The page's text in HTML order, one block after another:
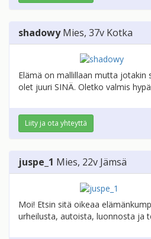
shadowy Mies, 37v Kotka
Elämä on mallillaan mutta jotakin
olet juuri SINÄ. Oletko valmis
Liity ja ota yhteyttä
juspe_1 Mies, 22v Jämsä
Moi! Etsin sitä oikeaa
urheilusta, autoista, luonnosta ja